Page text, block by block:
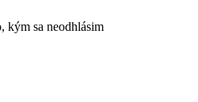
kým sa neodhlásim